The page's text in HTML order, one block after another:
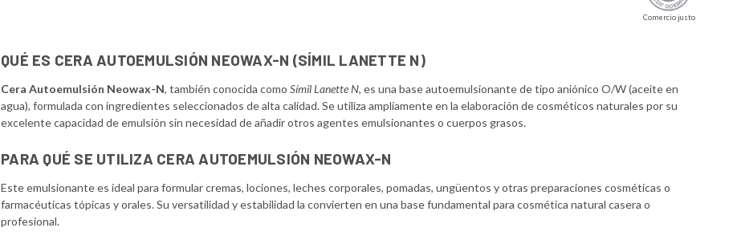
Comercio justo
QUÉ ES CERA AUTOEMULSIÓN NEOWAX-N (SÍMIL LANETTE N)
Cera Autoemulsión Neowax-N, también conocida comoSímil Lanette N, es una base autoemulsionante de tipo aniónico O/W (aceite en
agua), formulada con ingredientes seleccionados de alta calidad. Se utiliza ampliamente en la elaboración de cosméticos naturales por su
excelente capacidad de emulsión sin necesidad de añadir otros agentes emulsionantes o cuerpos grasos.
PARA QUÉ SE UTILIZA CERA AUTOEMULSIÓN NEOWAX-N
Este emulsionante es ideal para formular cremas, lociones, leches corporales, pomadas, ungüentos y otras preparaciones cosméticas o
farmacéuticas tópicas y orales. Su versatilidad y estabilidad la convierten en una base fundamental para cosmética natural casera o
profesional.